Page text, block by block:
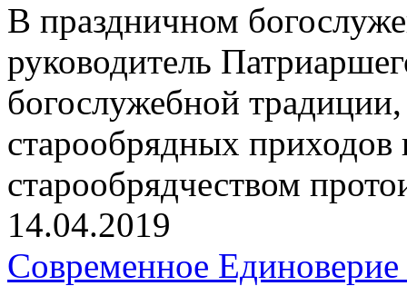
В праздничном
руководитель
богослужебной
старообрядных
старообрядчеством
14.04.2019
Современное